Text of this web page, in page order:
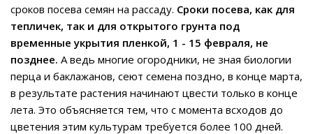
сроков посева семян на рассаду. Сроки посева, как для
тепличек, так и для открытого грунта под
временные укрытия пленкой, 1 - 15 февраля, не
позднее. А ведь многие огородники, не зная биологии
перца и баклажанов, сеют семена поздно, в конце марта,
в результате растения начинают цвести только в конце
лета. Это объясняется тем, что с момента всходов до
цветения этим культурам требуется более 100 дней.